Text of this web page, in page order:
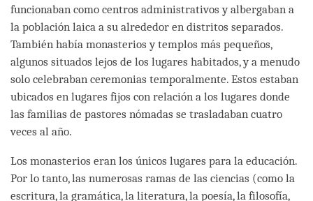
funcionaban como centros administrativos y albergaban a
la población laica a su alrededor en distritos separados.
También había monasterios y templos más pequeños,
algunos situados lejos de los lugares habitados, y a menudo
solo celebraban ceremonias temporalmente. Estos estaban
ubicados en lugares fijos con relación a los lugares donde
las familias de pastores nómadas se trasladaban cuatro
veces al año.
Los monasterios eran los únicos lugares para la educación.
Por lo tanto, las numerosas ramas de las ciencias (como la
escritura, la gramática, la literatura, la poesía, la filosofía,